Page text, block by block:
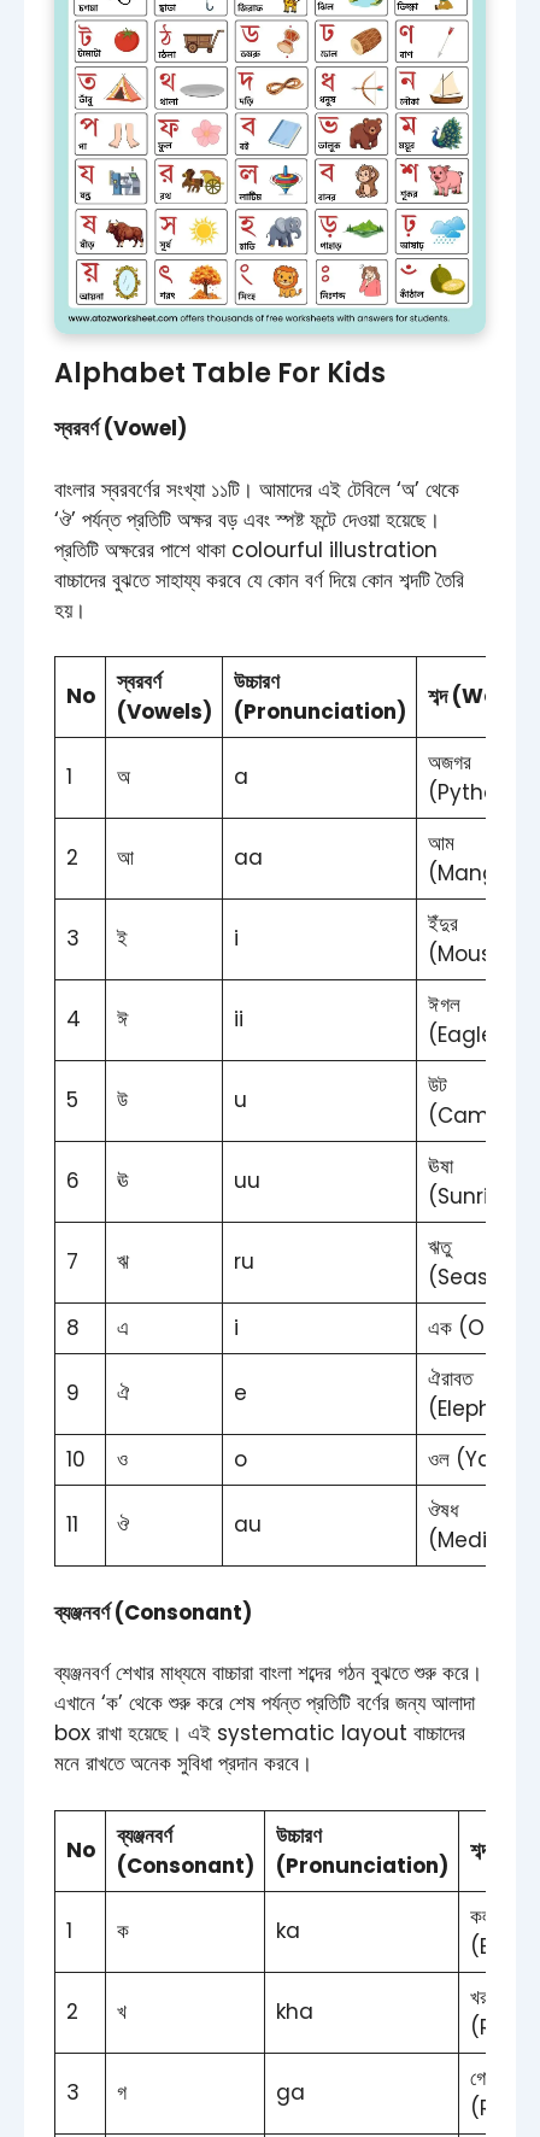
Alphabet Table For Kids
স্বরবর্ণ (Vowel)
বাংলার স্বরবর্ণের সংখ্যা ১১টি। আমাদের এই টেবিলে ‘অ’ থেকে
‘ঔ’ পর্যন্ত প্রতিটি অক্ষর বড় এবং স্পষ্ট ফন্টে দেওয়া হয়েছে।
প্রতিটি অক্ষরের পাশে থাকা colourful illustration
বাচ্চাদের বুঝতে সাহায্য করবে যে কোন বর্ণ দিয়ে কোন শব্দটি তৈরি
হয়।
No
স্বরবর্ণ
(Vowels)
উচ্চারণ
(Pronunciation)
শব্দ (Word)
1 অ a
অজগর
(Python)
2 আ aa
আম
(Mango)
3 ই i
ইঁদুর
(Mouse)
4 ঈ ii
ঈগল
(Eagle)
5 উ u
উট
(Camel)
6 ঊ uu
ঊষা
(Sunrise)
7 ঋ ru
ঋতু
(Season)
8
এ i এক (One)
9 ঐ e
ঐরাবত
(Elephant)
10
ও o ওল (Yam)
11 ঔ au
ঔষধ
(Medicine)
ব্যঞ্জনবর্ণ (Consonant)
ব্যঞ্জনবর্ণ শেখার মাধ্যমে বাচ্চারা বাংলা শব্দের গঠন বুঝতে শুরু করে।
এখানে ‘ক’ থেকে শুরু করে শেষ পর্যন্ত প্রতিটি বর্ণের জন্য আলাদা
box রাখা হয়েছে। এই systematic layout বাচ্চাদের
মনে রাখতে অনেক সুবিধা প্রদান করবে।
No
ব্যঞ্জনবর্ণ
(Consonant)
উচ্চারণ
(Pronunciation)
শব্দ
1 ক ka
কলা
2 খ kha
খরগোশ
3 গ ga
গোলাপ
(Rose)